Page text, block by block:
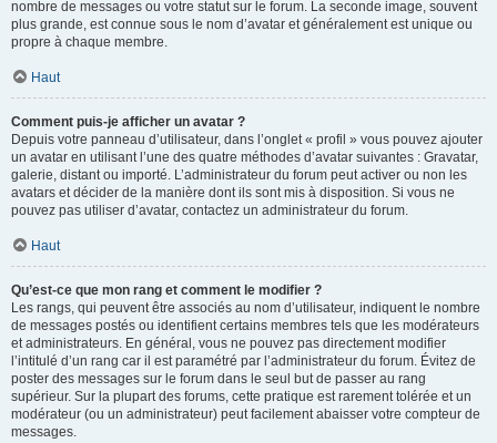
nombre de messages ou votre statut sur le forum. La seconde image, souvent
plus grande, est connue sous le nom d’avatar et généralement est unique ou
propre à chaque membre.
Haut
Comment puis-je afficher un avatar ?
Depuis votre panneau d’utilisateur, dans l’onglet « profil » vous pouvez ajouter
un avatar en utilisant l’une des quatre méthodes d’avatar suivantes : Gravatar,
galerie, distant ou importé. L’administrateur du forum peut activer ou non les
avatars et décider de la manière dont ils sont mis à disposition. Si vous ne
pouvez pas utiliser d’avatar, contactez un administrateur du forum.
Haut
Qu’est-ce que mon rang et comment le modifier ?
Les rangs, qui peuvent être associés au nom d’utilisateur, indiquent le nombre
de messages postés ou identifient certains membres tels que les modérateurs
et administrateurs. En général, vous ne pouvez pas directement modifier
l’intitulé d’un rang car il est paramétré par l’administrateur du forum. Évitez de
poster des messages sur le forum dans le seul but de passer au rang
supérieur. Sur la plupart des forums, cette pratique est rarement tolérée et un
modérateur (ou un administrateur) peut facilement abaisser votre compteur de
messages.